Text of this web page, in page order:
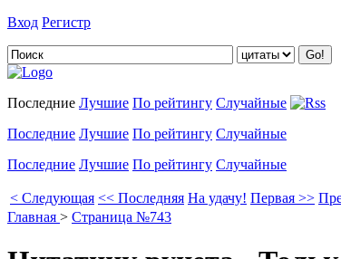
Вход Регистр
Последние Лучшие По рейтингу Случайные
Последние Лучшие По рейтингу Случайные
Последние Лучшие По рейтингу Случайные
< Следующая << Последняя На удачу! Первая >>
Главная > Страница №743